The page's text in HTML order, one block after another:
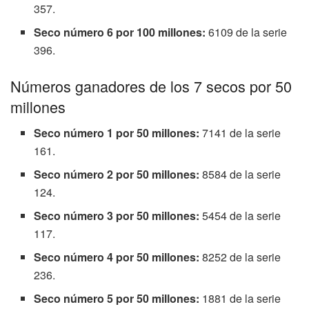
357.
Seco número 6 por 100 millones:6109 de la serie
396.
Números ganadores de los 7 secos por 50
millones
Seco número 1 por 50 millones:7141 de la serie
161.
Seco número 2 por 50 millones:8584 de la serie
124.
Seco número 3 por 50 millones:5454 de la serie
117.
Seco número 4 por 50 millones:8252 de la serie
236.
Seco número 5 por 50 millones: 1881 de la serie